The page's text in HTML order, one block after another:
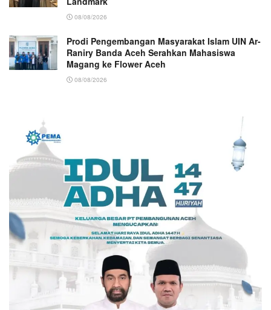
08/08/2026
Prodi Pengembangan Masyarakat Islam UIN Ar-
Raniry Banda Aceh Serahkan Mahasiswa
Magang ke Flower Aceh
08/08/2026